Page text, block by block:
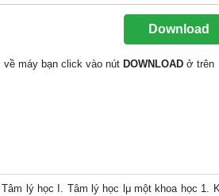
Download
về máy bạn click vào nút DOWNLOAD ở trên
lý học I. Tâm lý học lμ một khoa học 1.